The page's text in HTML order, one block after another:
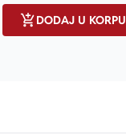
DODAJ U KORPU